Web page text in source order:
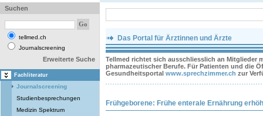
Suchen
tellmed.ch
Journalscreening
Erweiterte Suche
Fachliteratur
Journalscreening
Studienbesprechungen
Medizin Spektrum
Das Portal für Ärztinnen und Ärzte
Tellmed richtet sich ausschliesslich an Mitglieder
pharmazeutischer Berufe. Für Patienten und die
Gesundheitsportal www.sprechzimmer.ch zur
Frühgeborene: Frühe enterale Ernährung